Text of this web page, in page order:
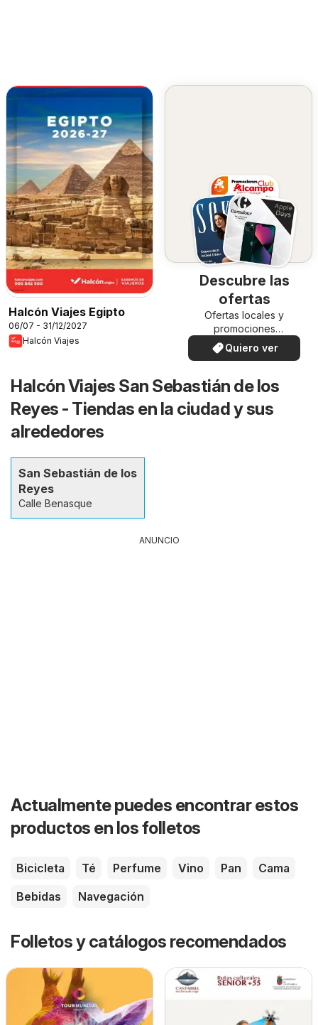
Halcón Viajes Egipto
06/07 - 31/12/2027
Halcón Viajes
Descubre las
ofertas
Ofertas locales y
promociones
especiales.
Quiero ver
Halcón Viajes San Sebastián de los
Reyes - Tiendas en la ciudad y sus
alrededores
San Sebastián de los
Reyes
Calle Benasque
ANUNCIO
Actualmente puedes encontrar estos
productos en los folletos
Bicicleta Té Perfume Vino Pan
Cama
Bebidas
Navegación
Folletos y catálogos recomendados